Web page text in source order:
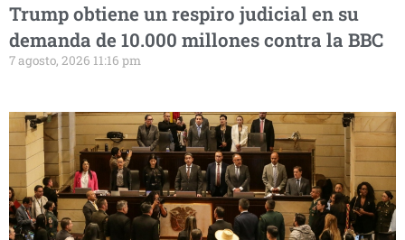
Trump obtiene un respiro judicial en su
demanda de 10.000 millones contra la BBC
7 agosto, 2026 11:16 pm